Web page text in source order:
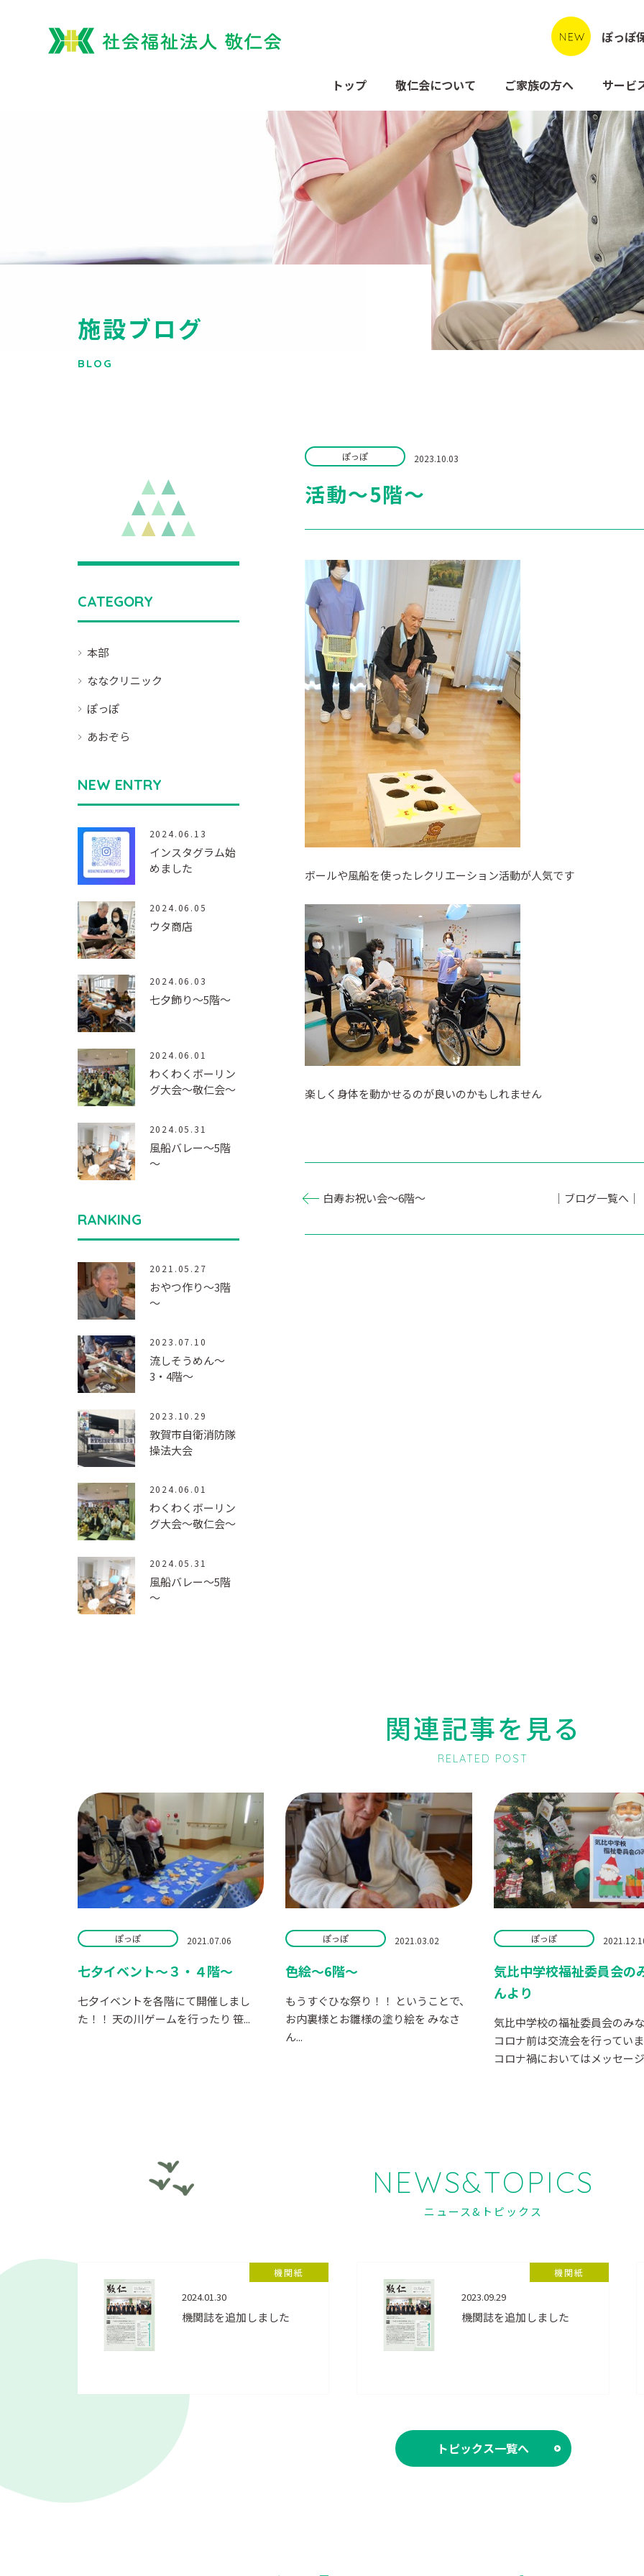
ぽっぽ
トップ 敬仁会について ご家族の方へ サービ
施設ブログ
BLOG
ぽっぽ 2023.10.03
活動～5階～
ボールや風船を使ったレクリエーション活動が人気です
楽しく身体を動かせるのが良いのかもしれません
白寿お祝い会～6階～ ｜ブログ一覧へ｜
CATEGORY
本部
ななクリニック
ぽっぽ
あおぞら
NEW ENTRY
2024.06.13
インスタグラム始
めました
2024.06.05
ウタ商店
2024.06.03
七夕飾り～5階～
2024.06.01
わくわくボーリン
グ大会～敬仁会～
2024.05.31
風船バレー～5階
～
RANKING
2021.05.27
おやつ作り～3階
～
2023.07.10
流しそうめん～
3・4階～
2023.10.29
敦賀市自衛消防隊
操法大会
2024.06.01
わくわくボーリン
グ大会～敬仁会～
2024.05.31
風船バレー～5階
～
関連記事を見る
RELATED POST
ぽっぽ 2021.07.06
七夕イベント～３・４階～
七夕イベントを各階にて開催しまし
た！！ 天の川ゲームを行ったり 笹...
ぽっぽ 2021.03.02
色絵～6階～
もうすぐひな祭り！！ ということで、
お内裏様とお雛様の塗り絵を みなさ
ん...
ぽっぽ
気比中学校福祉委員会の
んより
気比中学校の福祉委員会のみ
コロナ前は交流会を行っていま
コロナ禍においてはメッセー
NEWS&TOPICS
ニュース&トピックス
機関紙
2024.01.30
機関誌を追加しました
機関紙
2023.09.29
機関誌を追加しました
トピックス一覧へ